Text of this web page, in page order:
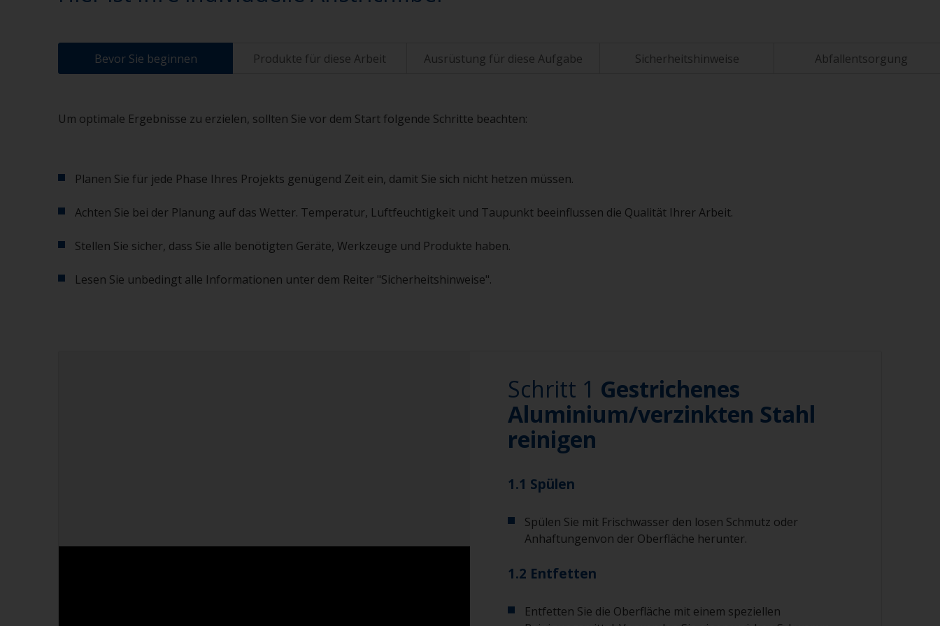
Bevor Sie beginnen Produkte für diese Arbeit Ausrüstung für diese Aufgabe Sicherheitshinweise Abfallentsorgung
Um optimale Ergebnisse zu erzielen, sollten Sie vor dem Start folgende Schritte beachten:
Planen Sie für jede Phase Ihres Projekts genügend Zeit ein, damit Sie sich nicht hetzen müssen.
Achten Sie bei der Planung auf das Wetter. Temperatur, Luftfeuchtigkeit und Taupunkt beeinflussen die Qualität Ihrer Arbeit.
Stellen Sie sicher, dass Sie alle benötigten Geräte, Werkzeuge und Produkte haben.
Lesen Sie unbedingt alle Informationen unter dem Reiter "Sicherheitshinweise".
Schritt 1 Gestrichenes
Aluminium/verzinkten Stahl
reinigen
1.1 Spülen
Spülen Sie mit Frischwasser den losen Schmutz oder
Anhaftungenvon der Oberfläche herunter.
1.2 Entfetten
Entfetten Sie die Oberfläche mit einem speziellen